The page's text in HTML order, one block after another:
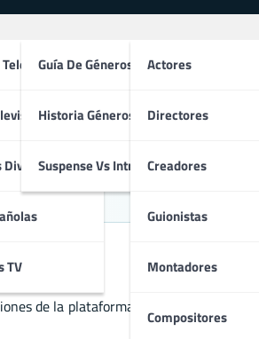
Divertidos
TV
Guía De Géneros
Historia Géneros TV
Suspense Vs Intriga
Actores
Directores
Creadores
Guionistas
Montadores
Compositores
de 2026
de la plataforma, con todos los